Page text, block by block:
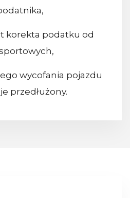
korekta podatku od
wycofania pojazdu
przedłużony.